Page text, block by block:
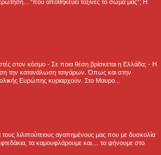
“πού αποθηκεύει τοξίνες το σώμα μας”; Η
στον κόσμο - Σε ποια θέση βρίσκεται η Ελλάδα; - Η
την κατανάλωση τσιγάρων. Όπως και στην
Ευρώπης κυριαρχούν. Στο Μαυρο...
τους λιλιπούτειους αγαπημένους μας που με δυσκολία
τα καμουφλάρουμε και.... τα ψήνουμε στο